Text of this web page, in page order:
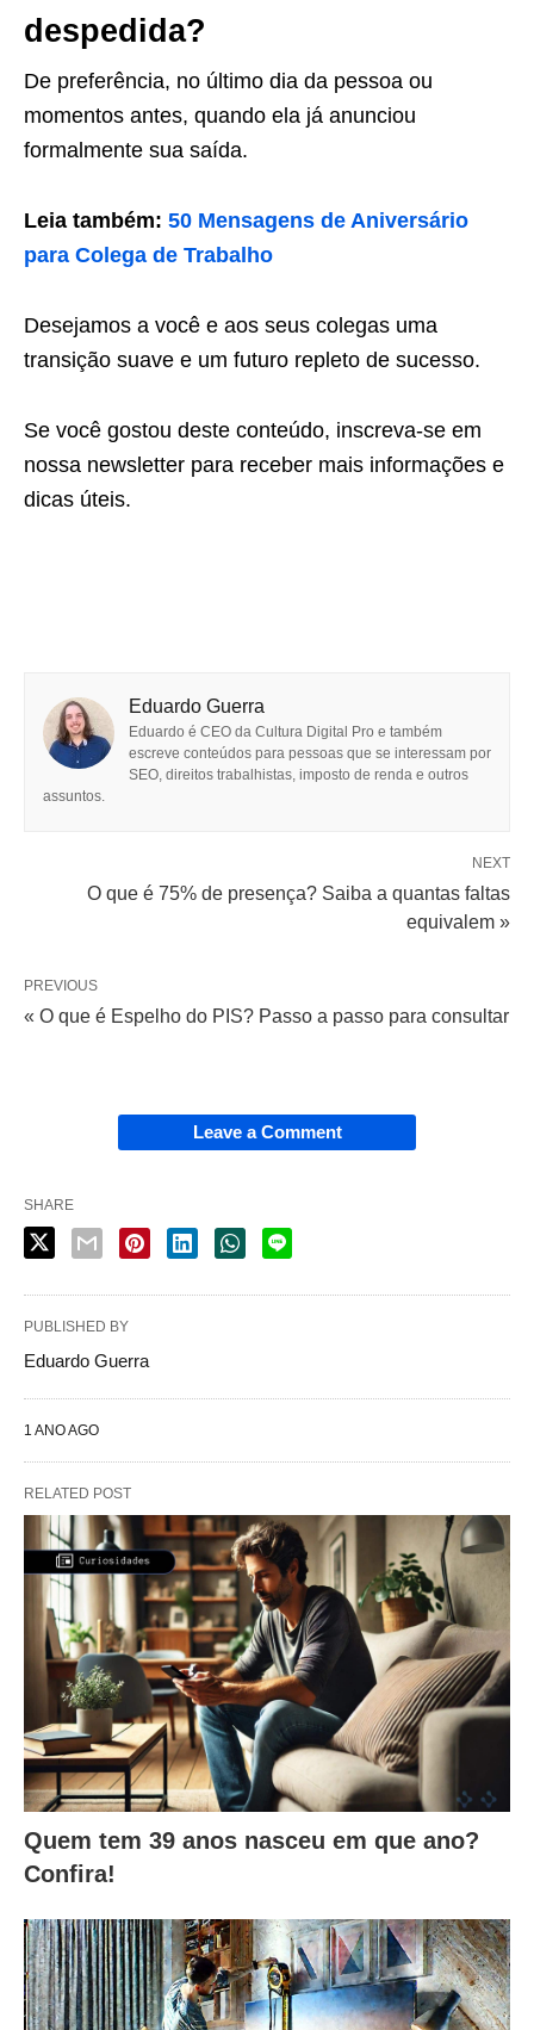
despedida?
De preferência, no último dia da pessoa ou
momentos antes, quando ela já anunciou
formalmente sua saída.
Leia também: 50 Mensagens de Aniversário
para Colega de Trabalho
Desejamos a você e aos seus colegas uma
transição suave e um futuro repleto de sucesso.
Se você gostou deste conteúdo, inscreva-se em
nossa newsletter para receber mais informações e
dicas úteis.
Eduardo Guerra
Eduardo é CEO da Cultura Digital Pro e também
escreve conteúdos para pessoas que se interessam por
SEO, direitos trabalhistas, imposto de renda e outros
assuntos.
NEXT
O que é 75% de presença? Saiba a quantas faltas
equivalem »
PREVIOUS
« O que é Espelho do PIS? Passo a passo para consultar
Leave a Comment
SHARE
PUBLISHED BY
Eduardo Guerra
1 ANO AGO
RELATED POST
Quem tem 39 anos nasceu em que ano?
Confira!